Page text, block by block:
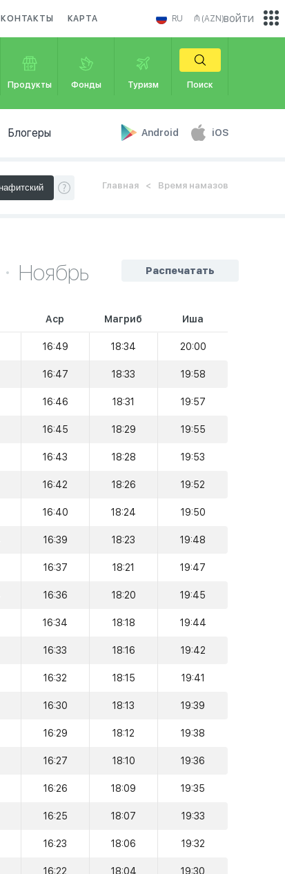
КОНТАКТЫ КАРТА RU ₼ (AZN)
Продукты Фонды Туризм Поиск
Блогеры Android iOS
войти
Главная Время намазов
Распечатать
Ноябрь
Аср Магриб Иша
16:49 18:34 20:00
16:47 18:33 19:58
16:46 18:31 19:57
16:45 18:29 19:55
16:43 18:28 19:53
16:42 18:26 19:52
16:40 18:24 19:50
16:39 18:23 19:48
16:37 18:21 19:47
16:36 18:20 19:45
16:34 18:18 19:44
16:33 18:16 19:42
16:32 18:15 19:41
16:30 18:13 19:39
16:29 18:12 19:38
16:27 18:10 19:36
16:26 18:09 19:35
16:25 18:07 19:33
16:23 18:06 19:32
16:22 18:04 19:30